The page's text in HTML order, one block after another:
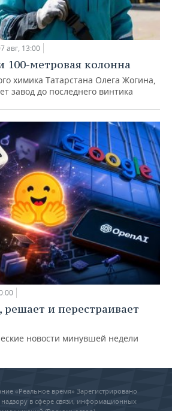
авг, 13:00
100-метровая колонна
химика Татарстана Олега Жогина,
завод до последнего винтика
и перестраивает
новости минувшей недели
«Реальное время» Зарегистрировано
в сфере связи, информационных